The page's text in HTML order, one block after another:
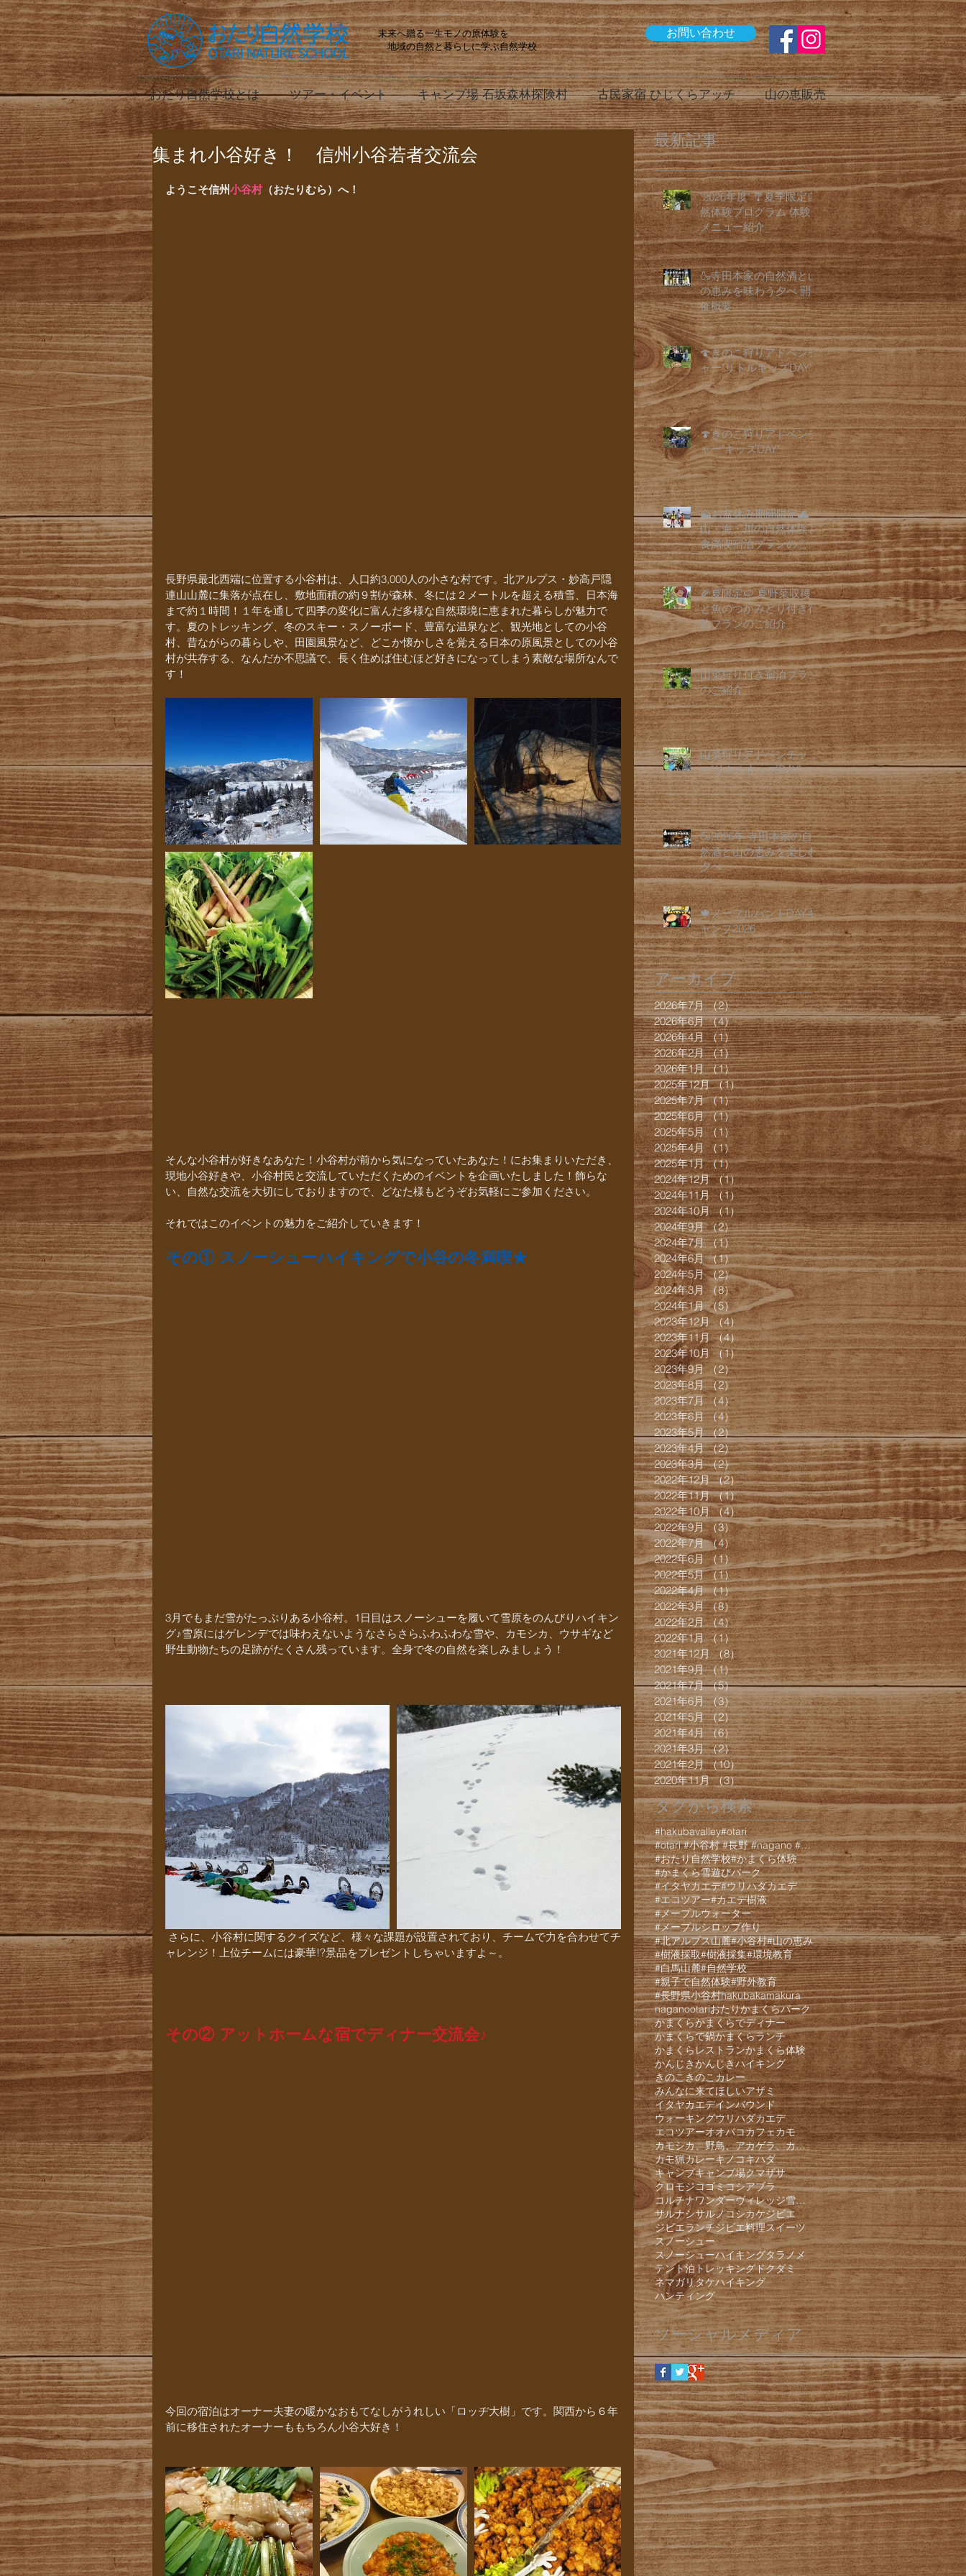
未来へ贈る一生モノの原体験を
地域の自然と暮らしに学ぶ自然学校
お問い合わせ
おたり自然学校とは ツアー・イベント キャンプ場 石坂森林探険村 古民家宿 ひじくらアッチ 山の恵販売
集まれ小谷好き！ 信州小谷若者交流会
ようこそ信州小谷村 （おたりむら）へ！
長野県最北西端に位置する小谷村は、人口約3,000人の小さな村です。北アルプス・妙高戸隠
連山山麓に集落が点在し、敷地面積の約９割が森林、冬には２メートルを超える積雪、日本海
まで約１時間！１年を通して四季の変化に富んだ多様な自然環境に恵まれた暮らしが魅力で
す。夏のトレッキング、冬のスキー・スノーボード、豊富な温泉など、観光地としての小谷
村、昔ながらの暮らしや、田園風景など、どこか懐かしさを覚える日本の原風景としての小谷
村が共存する、なんだか不思議で、長く住めば住むほど好きになってしまう素敵な場所なんで
す！
そんな小谷村が好きなあなた！小谷村が前から気になっていたあなた！にお集まりいただき、
現地小谷好きや、小谷村民と交流していただくためのイベントを企画いたしました！飾らな
い、自然な交流を大切にしておりますので、どなた様もどうぞお気軽にご参加ください。
それではこのイベントの魅力をご紹介していきます！
その① スノーシューハイキングで小谷の冬満喫★
3月でもまだ雪がたっぷりある小谷村。1日目はスノーシューを履いて雪原をのんびりハイキン
グ♪雪原にはゲレンデでは味わえないようなさらさらふわふわな雪や、カモシカ、ウサギなど
野生動物たちの足跡がたくさん残っています。全身で冬の自然を楽しみましょう！
ャレンジ！上位チームには豪華!?景品をプレゼントしちゃいますよ～。
その② アットホームな宿でディナー交流会♪
今回の宿泊はオーナー夫妻の暖かなおもてなしがうれしい「ロッヂ大樹」です。関西から６年
前に移住されたオーナーももちろん小谷大好き！
最新記事
"2026年度" 🎐夏季限定自
然体験プログラム 体験
メニュー紹介
🍶寺田本家の自然酒と山
の恵みを味わう夕べ 開
催概要
🍄きのこ狩りアドベンチ
ャー"リトルキッズDAY"
🍄きのこ狩りアドベンチ
ャー"キッズDAY"
⛰️お盆休み期間限定🌊
山・海・川の自然体験と
食満喫宿泊プランのご紹
介
🌽夏限定🍉 夏野菜収穫
と魚のつかみどり付き宿
泊プランのご紹介
山菜狩り付き宿泊プラン
のご紹介
山菜狩りアドベンチャ
ー"リトルキッズDAY"
🍶2026年 寺田本家の自
然酒と山の恵みを楽しむ
夕べ
🍁メープルハントDAYキ
ャンプ2026
アーカイブ
2026年7月 （2）2件の記事
2026年6月 （4）4件の記事
2026年4月 （1）1件の記事
2026年2月 （1）1件の記事
2026年1月 （1）1件の記事
2025年12月 （1）1件の記事
2025年7月 （1）1件の記事
2025年6月 （1）1件の記事
2025年5月 （1）1件の記事
2025年4月 （1）1件の記事
2025年1月 （1）1件の記事
2024年12月 （1）1件の記事
2024年11月 （1）1件の記事
2024年10月 （1）1件の記事
2024年9月 （2）2件の記事
2024年7月 （1）1件の記事
2024年6月 （1）1件の記事
2024年5月 （2）2件の記事
2024年3月 （8）8件の記事
2024年1月 （5）5件の記事
2023年12月 （4） 4件の記事
2023年11月 （4）4件の記事
2023年10月 （1）1件の記事
2023年9月 （2）2件の記事
2023年8月 （2）2件の記事
2023年7月 （4） 4件の記事
2023年6月 （4）4件の記事
2023年5月 （2）2件の記事
2023年4月 （2）2件の記事
2023年3月 （2）2件の記事
2022年12月 （2）2件の記事
2022年11月 （1）1件の記事
2022年10月 （4）4件の記事
2022年9月 （3）3件の記事
2022年7月 （4）4件の記事
2022年6月 （1）1件の記事
2022年5月 （1）1件の記事
2022年4月 （1）1件の記事
2022年3月 （8）8件の記事
2022年2月 （4）4件の記事
2022年1月 （1）1件の記事
2021年12月 （8）8件の記事
2021年9月 （1）1件の記事
2021年7月 （5）5件の記事
2021年6月 （3）3件の記事
2021年5月 （2）2件の記事
2021年4月 （6）6件の記事
2021年3月 （2）2件の記事
2021年2月 （10）10件の記事
2020年11月 （3）3件の記事
タグから検索
#hakubavalley#otari
#otari #小谷村 #長野 #nagano #白馬 #hakuba #栂池 #栂池高原 #栂池高
#おたり自然学校#かまくら体験
#かまくら雪遊びパーク
#イタヤカエデ#ウリハダカエデ
#エコツアー#カエデ樹液
#メープルウォーター
#メープルシロップ作り
#北アルプス山麓#小谷村#山の恵み
#樹液採取#樹液採集#環境教育
#白馬山麓#自然学校
#親子で自然体験#野外教育
#長野県小谷村hakubakamakura
naganootariおたりかまくらパーク
かまくらかまくらでディナー
かまくらで鍋かまくらランチ
かまくらレストランかまくら体験
かんじきかんじきハイキング
きのこきのこカレー
みんなに来てほしいアザミ
イタヤカエデインバウンド
ウォーキングウリハダカエデ
エコツアーオオバコカフェカモ
カモシカ、野鳥、アカゲラ、カケス、クモロジ、野生動物、かんじき、
カモ猟カレーキノコキハダ
キャンプキャンプ場クマザサ
クロモジコゴミコシアブラ
コルチナワンダーヴィレッジ雪遊びパーク
サルナシサルノコシカケジビエ
ジビエランチジビエ料理スイーツ
スノーシュー
スノーシューハイキングタラノメ
テント泊トレッキングドクダミ
ネマガリタケハイキング
ハンティング
ソーシャルメディア